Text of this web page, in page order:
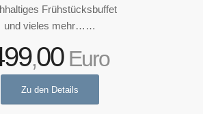
Frühstücksbuffet
und vieles mehr……
,00Euro
Zu den Details